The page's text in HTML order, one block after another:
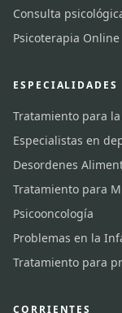
Consulta
Psicoterapia Online
ESPECIALIDADES
Tratamiento para
Especialistas en
Desordenes
Tratamiento para
Psicooncología
Problemas en la
Tratamiento para
CORRIENTES